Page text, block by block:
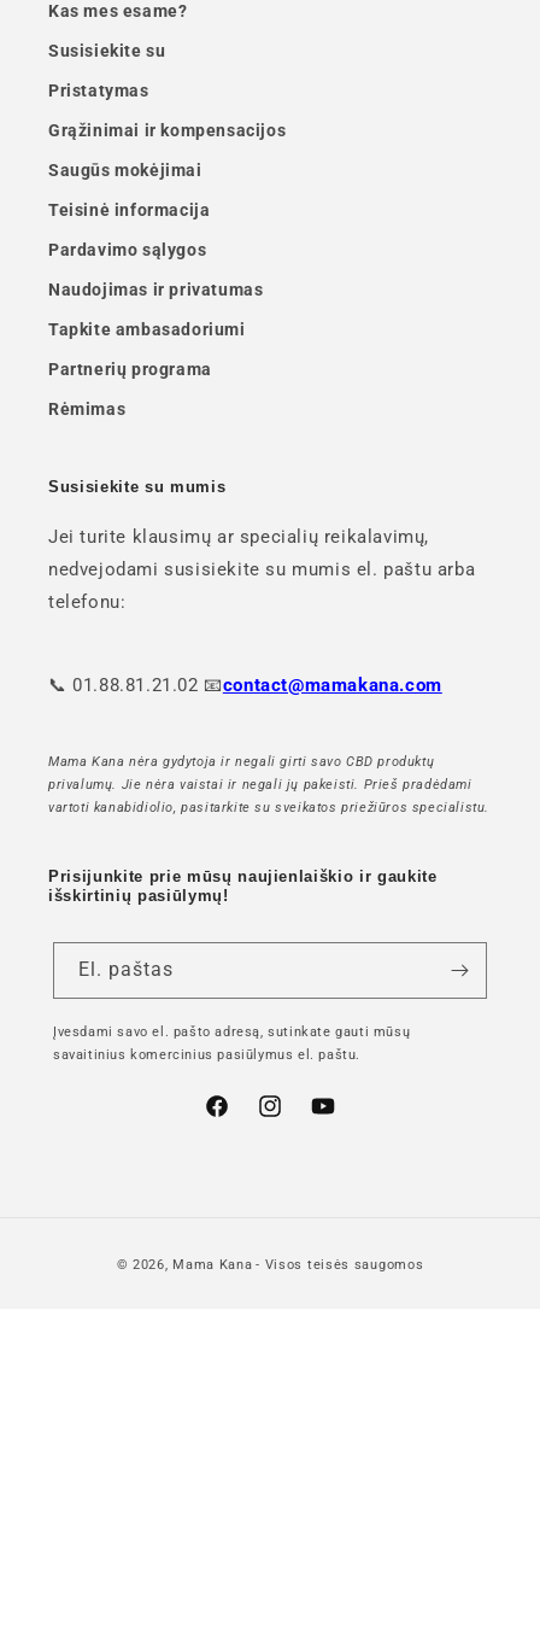
Kas mes esame?
Susisiekite su
Pristatymas
Grąžinimai ir kompensacijos
Saugūs mokėjimai
Teisinė informacija
Pardavimo sąlygos
Naudojimas ir privatumas
Tapkite ambasadoriumi
Partnerių programa
Rėmimas
Susisiekite su mumis
Jei turite klausimų ar specialių reikalavimų,
nedvejodami susisiekite su mumis el. paštu arba
telefonu:
📞 01.88.81.21.02 📧contact@mamakana.com
Mama Kana nėra gydytoja ir negali girti savo CBD produktų
privalumų. Jie nėra vaistai ir negali jų pakeisti. Prieš pradėdami
vartoti kanabidiolio, pasitarkite su sveikatos priežiūros specialistu.
Prisijunkite prie mūsų naujienlaiškio ir gaukite
išskirtinių pasiūlymų!
El. paštas
Įvesdami savo el. pašto adresą, sutinkate gauti mūsų
savaitinius komercinius pasiūlymus el. paštu.
"Facebook""Instagram""YouTube"
© 2026, Mama Kana - Visos teisės saugomos